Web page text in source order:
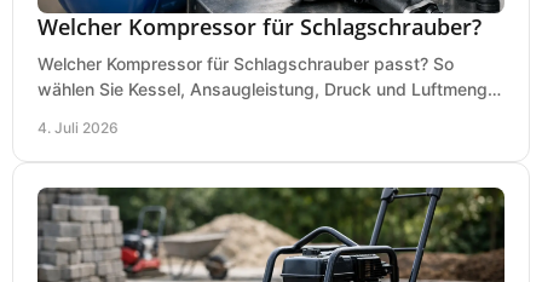
Welcher Kompressor für Schlagschrauber?
Welcher Kompressor für Schlagschrauber passt? So
wählen Sie Kessel, Ansaugleistung, Druck und Luftmenge
4. Juli 2026